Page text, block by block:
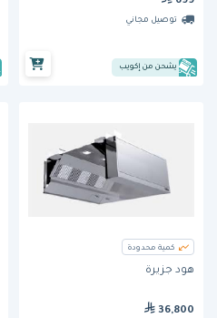
توصيل مجاني
يشحن من إكويب
كمية محدودة
هود جزيرة
36,800